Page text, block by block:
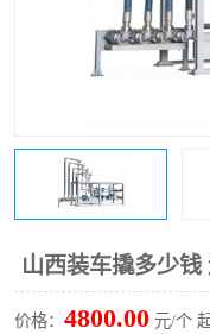
山西装车撬多少钱
价格： 4800.00 元/个
火车鹤管